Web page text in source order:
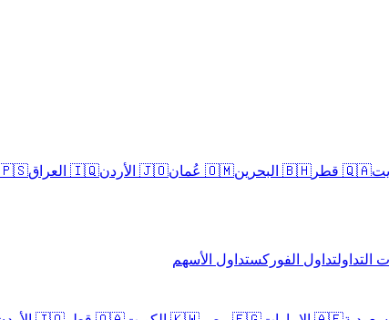
🇶🇦 قطر 🇧🇭 البحرين 🇴🇲 عُمان 🇯🇴 الأردن 🇮🇶 العراق 🇵🇸 فلسطين
التداولتداول الفوركستداول الأسهم